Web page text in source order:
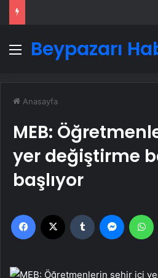
Menü
Beypazarı
Anasayfa
MEB:
yer değiştirme
başlıyor
Facebook Tumblr